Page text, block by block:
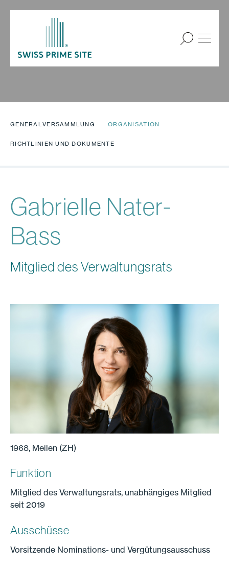
GENERALVERSAMMLUNG ORGANISATION
RICHTLINIEN UND DOKUMENTE
Gabrielle Nater-
Bass
Mitglied des Verwaltungsrats
1968, Meilen (ZH)
Funktion
Mitglied des Verwaltungsrats, unabhängiges Mitglied
seit 2019
Ausschüsse
Vorsitzende Nominations- und Vergütungsausschuss